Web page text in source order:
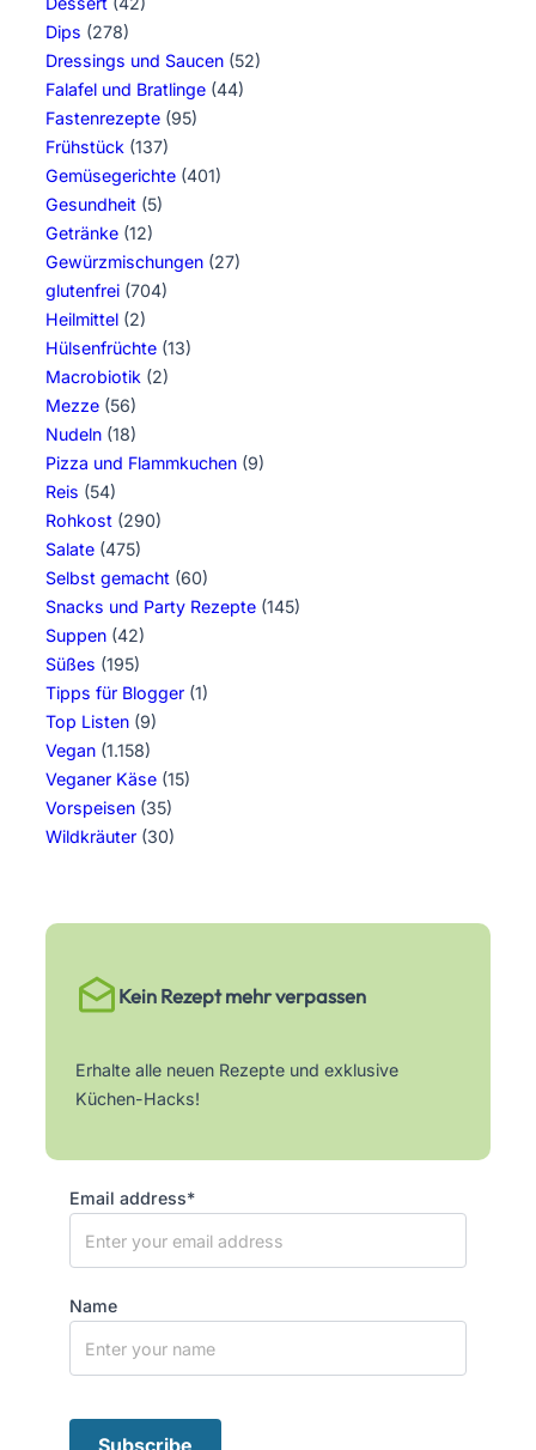
Dips (278)
Dressings und Saucen (52)
Falafel und Bratlinge (44)
Fastenrezepte (95)
Frühstück (137)
Gemüsegerichte (401)
Gesundheit (5)
Getränke (12)
Gewürzmischungen (27)
glutenfrei (704)
Heilmittel (2)
Hülsenfrüchte (13)
Macrobiotik (2)
Mezze (56)
Nudeln (18)
Pizza und Flammkuchen (9)
Reis (54)
Rohkost (290)
Salate (475)
Selbst gemacht (60)
Snacks und Party Rezepte (145)
Suppen (42)
Süßes (195)
Tipps für Blogger (1)
Top Listen (9)
Vegan (1.158)
Veganer Käse (15)
Vorspeisen (35)
Wildkräuter (30)
Kein Rezept mehr verpassen
Erhalte alle neuen Rezepte und exklusive
Küchen-Hacks!
Email address*
Name